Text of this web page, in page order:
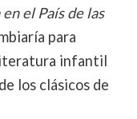
el País de las
para
infantil
los clásicos de